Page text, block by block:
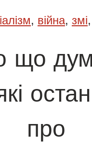
, війна, змі
що
про